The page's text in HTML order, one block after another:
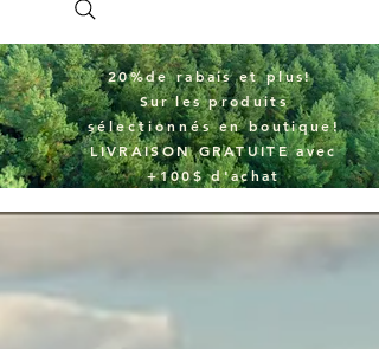
20%de rabais et plus!
Surles produits
sélectionnésen boutique!
LIVRAISON GRATUITE avec
+100$ d'achat